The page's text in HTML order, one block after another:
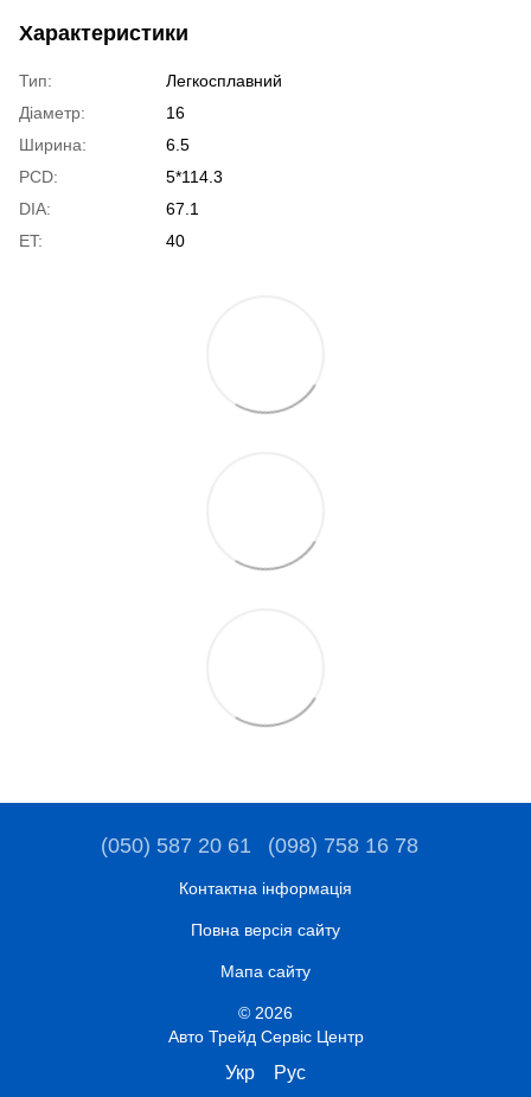
Характеристики
Тип:
Легкосплавний
Діаметр:
16
Ширина:
6.5
PCD:
5*114.3
DIA:
67.1
ET:
40
(050) 587 20 61 (098) 758 16 78
Контактна інформація
Повна версія сайту
Мапа сайту
© 2026
Авто Трейд Сервіс Центр
Укр Рус